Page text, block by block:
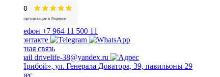
+7 964 11 500 11
Обратная связь
drivelife-38@yandex.ru
ТЦ «Прибой», ул. Генерала Доватора, 39, павильоны 29